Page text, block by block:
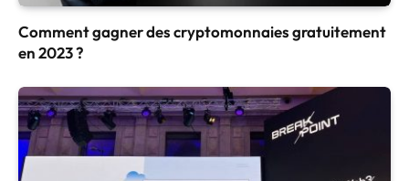
Comment gagner des cryptomonnaies gratuitement
en 2023 ?